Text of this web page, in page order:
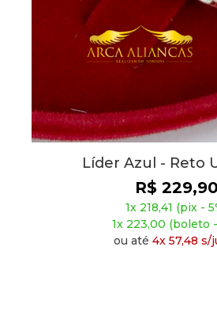
- Reto Unidade